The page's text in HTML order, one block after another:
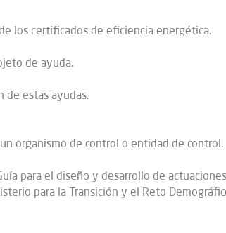
los certificados de eficiencia energética.
de ayuda.
de estas ayudas.
organismo de control o entidad de control.
para el diseño y desarrollo de actuaciones
para la Transición y el Reto